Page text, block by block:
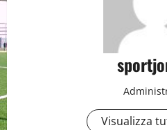
Visualizza